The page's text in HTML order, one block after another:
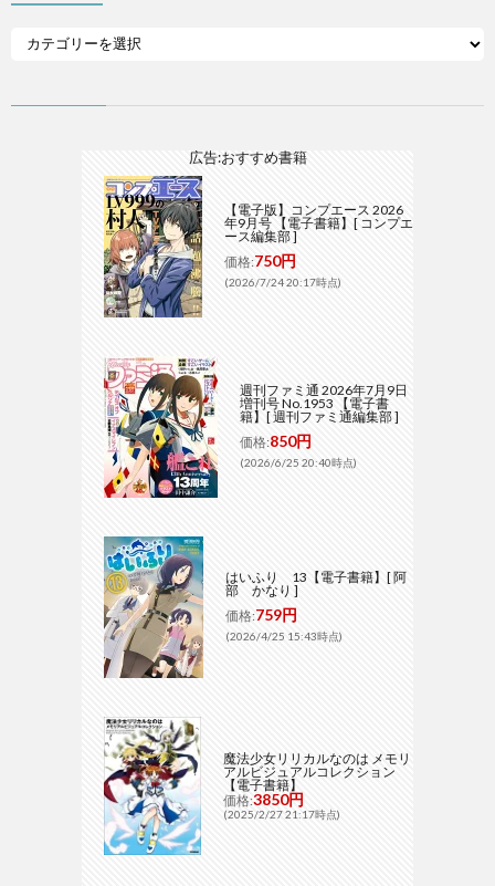
広告:おすすめ書籍
【電子版】コンプエース 2026
年9月号 【電子書籍】[ コンプエ
ース編集部 ]
価格:750円
(2026/7/24 20:17時点)
週刊ファミ通 2026年7月9日
増刊号 No.1953 【電子書
籍】[ 週刊ファミ通編集部 ]
価格:850円
(2026/6/25 20:40時点)
はいふり 13【電子書籍】[ 阿
部 かなり ]
価格:759円
(2026/4/25 15:43時点)
魔法少女リリカルなのは メモリ
アルビジュアルコレクション
【電子書籍】
価格:3850円
(2025/2/27 21:17時点)